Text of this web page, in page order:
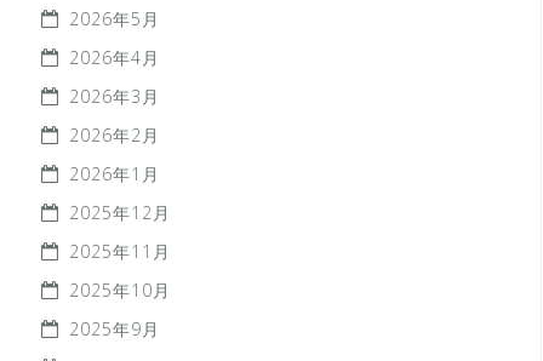
2026年5月
2026年4月
2026年3月
2026年2月
2026年1月
2025年12月
2025年11月
2025年10月
2025年9月